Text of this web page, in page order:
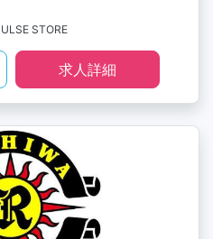
STORE
求人詳細